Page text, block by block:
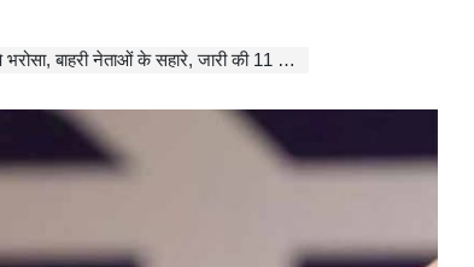
नेताओं के सहारे, जारी की 11 उम्मीदवार की लिस्ट